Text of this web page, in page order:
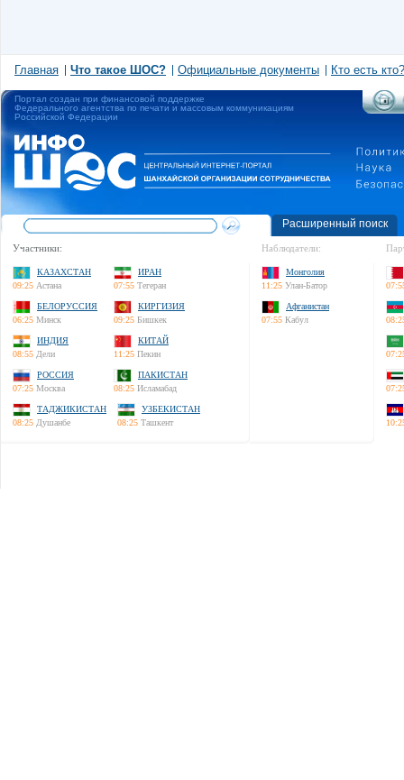
Главная Что такое ШОС? Официальные документы Кто есть кто?
Портал создан при финансовой поддержке
Федерального агентства по печати и массовым коммуникациям
Российской Федерации
Расширенный поиск
Участники:
КАЗАХСТАН
09:25 Астана
ИРАН
07:55 Тегеран
БЕЛОРУССИЯ
06:25 Минск
КИРГИЗИЯ
09:25 Бишкек
ИНДИЯ
08:55 Дели
КИТАЙ
11:25 Пекин
РОССИЯ
07:25 Москва
ПАКИСТАН
08:25 Исламабад
ТАДЖИКИСТАН
08:25 Душанбе
УЗБЕКИСТАН
08:25 Ташкент
Наблюдатели:
Монголия
11:25 Улан-Батор
Афганистан
07:55 Кабул